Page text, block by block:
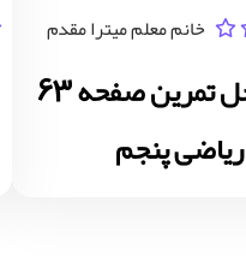
خانم معلم میترا مقدم
ویدیو حل تمرین صفحه 63
ریاضی پنجم